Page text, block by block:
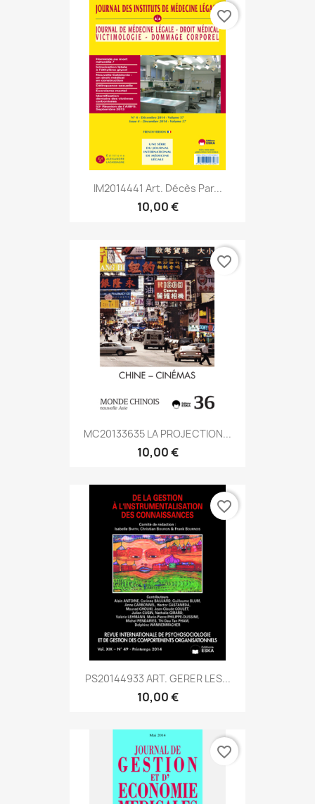
IM2014441 Art. Décès Par...
10,00 €
favorite_border
MC20133635 LA PROJECTION...
10,00 €
favorite_border
PS20144933 ART. GERER LES...
10,00 €
favorite_border
favorite_border